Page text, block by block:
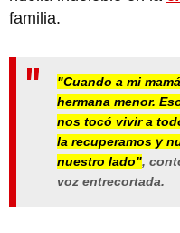
familia.
"Cuando a mi
hermana menor.
nos tocó vivir a
la recuperamos y
nuestro lado",
voz entrecortada.